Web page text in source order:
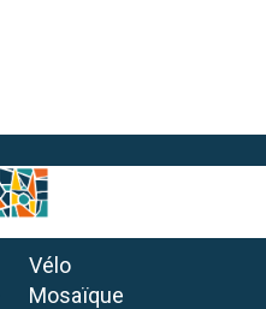
Vélo
Mosaïque